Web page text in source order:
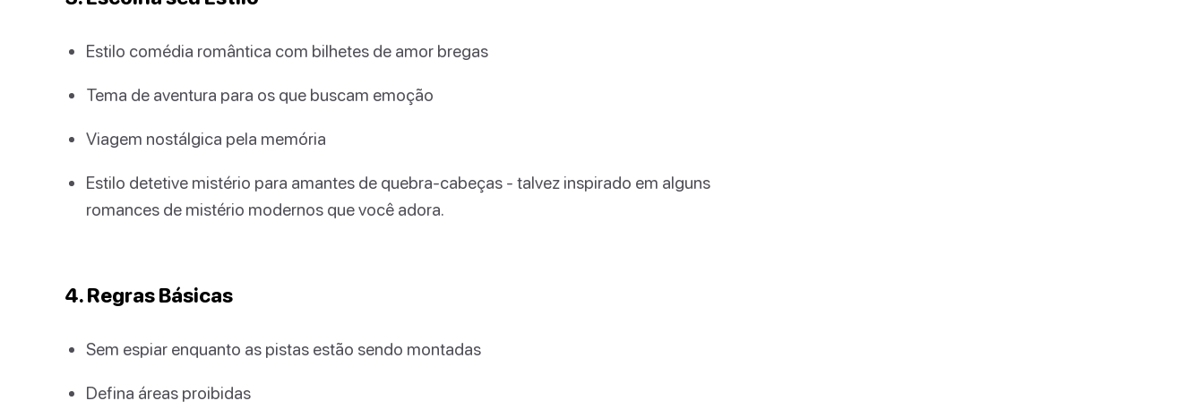
Estilo comédia romântica com bilhetes de amor bregas
Tema de aventura para os que buscam emoção
Viagem nostálgica pela memória
Estilo detetive mistério para amantes de quebra-cabeças - talvez inspirado em alguns
romances de mistério modernos que você adora.
4. Regras Básicas
Sem espiar enquanto as pistas estão sendo montadas
Defina áreas proibidas